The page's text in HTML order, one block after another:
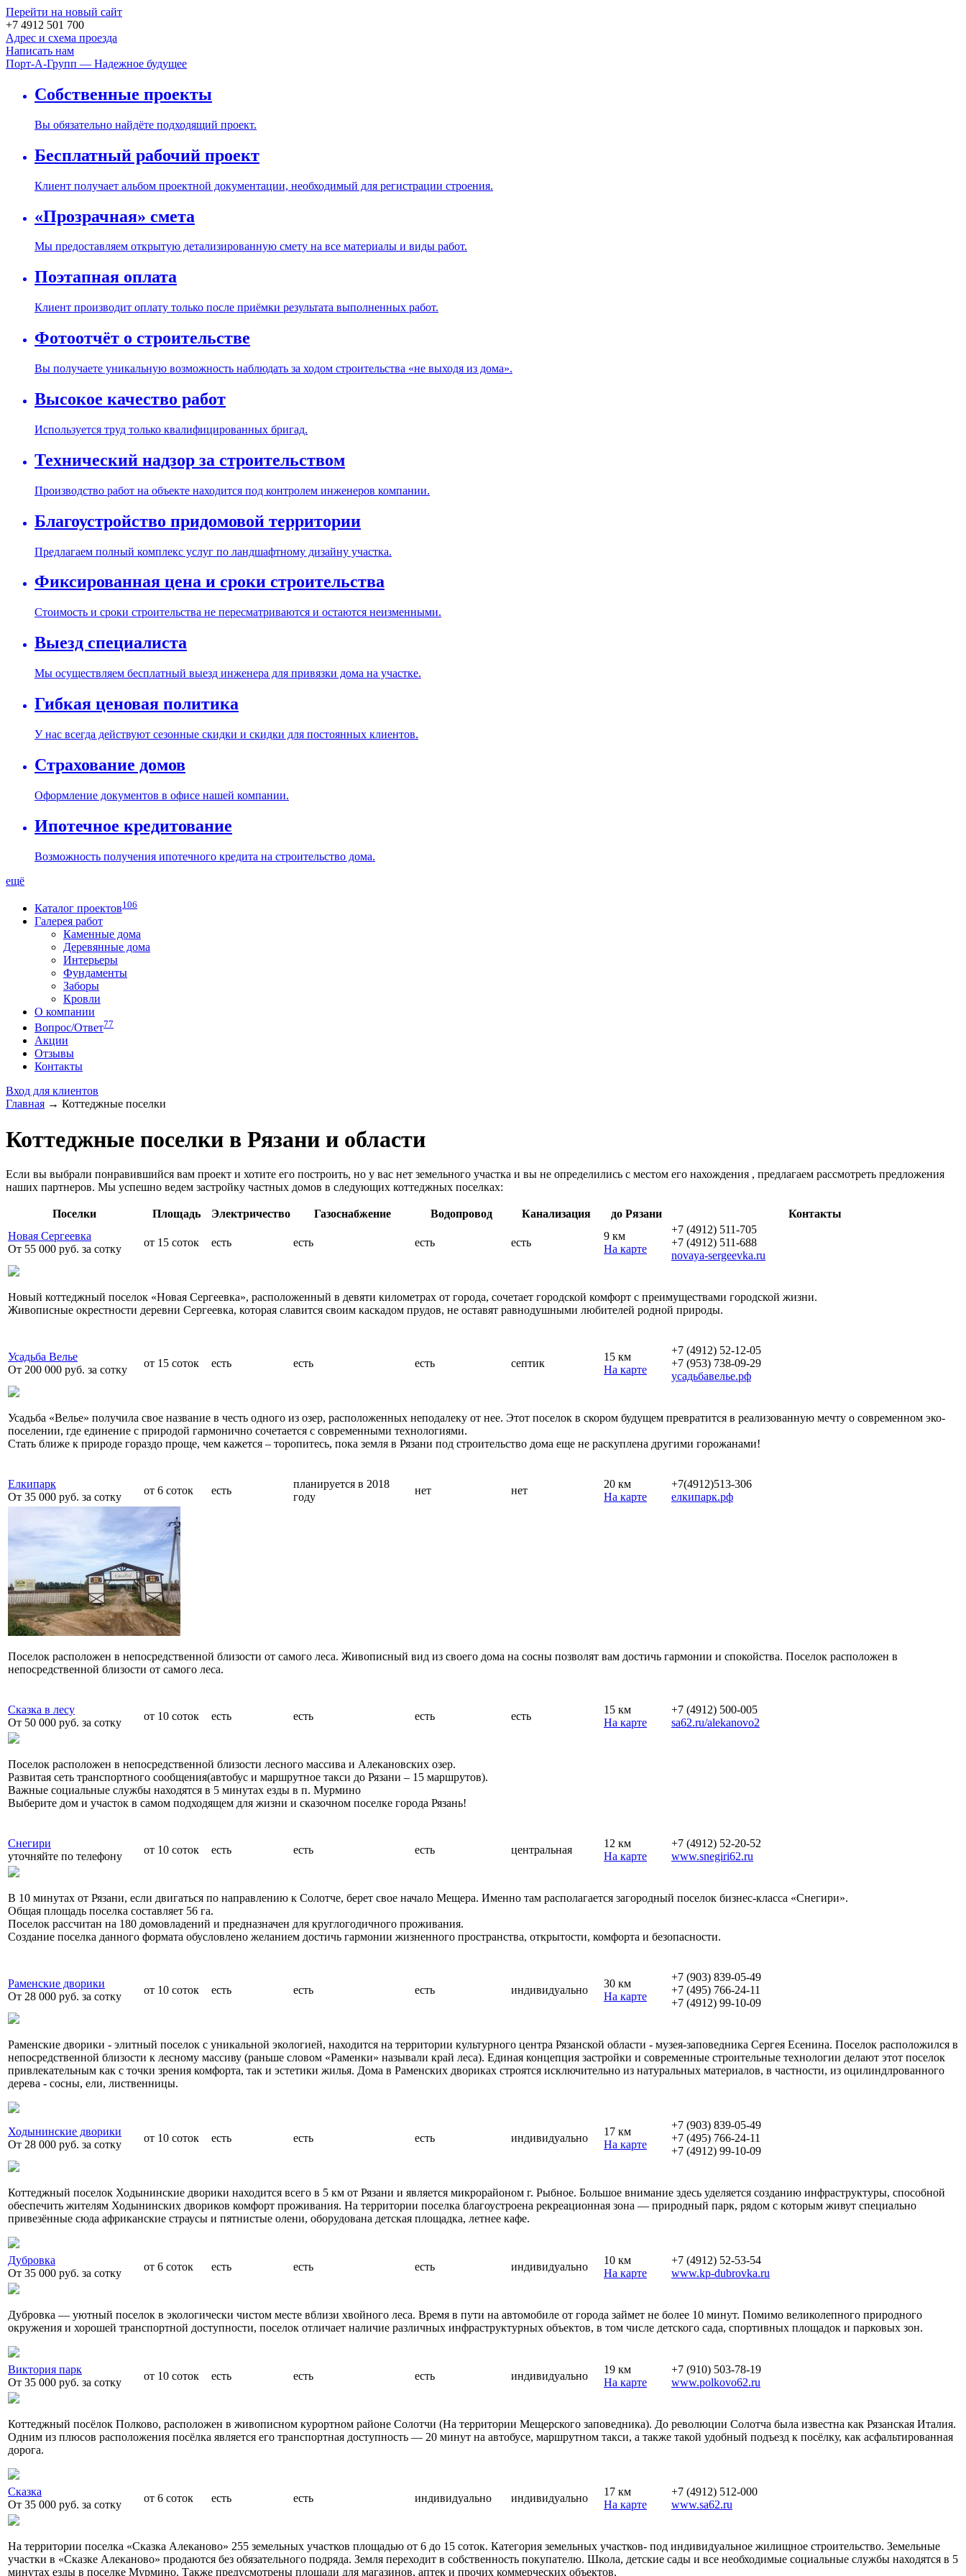
Перейти на новый сайт
+7 4912 501 700
Адрес и схема проезда
Написать нам
Порт-А-Групп — Надежное будущее
Собственные проекты
Вы обязательно найдёте подходящий проект.
Бесплатный рабочий проект
Клиент получает альбом проектной документации, необходимый для регистрации строения.
«Прозрачная» смета
Мы предоставляем открытую детализированную смету на все материалы и виды работ.
Поэтапная оплата
Клиент производит оплату только после приёмки результата выполненных работ.
Фотоотчёт о строительстве
Вы получаете уникальную возможность наблюдать за ходом строительства «не выходя из дома».
Высокое качество работ
Используется труд только квалифицированных бригад.
Технический надзор за строительством
Производство работ на объекте находится под контролем инженеров компании.
Благоустройство придомовой территории
Предлагаем полный комплекс услуг по ландшафтному дизайну участка.
Фиксированная цена и сроки строительства
Стоимость и сроки строительства не пересматриваются и остаются неизменными.
Выезд специалиста
Мы осуществляем бесплатный выезд инженера для привязки дома на участке.
Гибкая ценовая политика
У нас всегда действуют сезонные скидки и скидки для постоянных клиентов.
Страхование домов
Оформление документов в офисе нашей компании.
Ипотечное кредитование
Возможность получения ипотечного кредита на строительство дома.
ещё
Каталог проектов106
Галерея работ
Каменные дома
Деревянные дома
Интерьеры
Фундаменты
Заборы
Кровли
О компании
Вопрос/Ответ77
Акции
Отзывы
Контакты
Вход для клиентов
Главная → Коттеджные поселки
Коттеджные поселки в Рязани и области
Если вы выбрали понравившийся вам проект и хотите его построить, но у вас нет земельного участка и вы не определились с местом его нахождения , предлагаем рассмотреть предложения
наших партнеров. Мы успешно ведем застройку частных домов в следующих коттеджных поселках:
Поселки Площадь Электричество Газоснабжение Водопровод Канализация до Рязани
Контакты
Новая Сергеевка
От 55 000 руб. за сотку
от 15 соток есть есть есть есть
9 км
На карте
+7 (4912) 511-705
+7 (4912) 511-688
novaya-sergeevka.ru
Новый коттеджный поселок «Новая Сергеевка», расположенный в девяти километрах от города, сочетает городской комфорт с преимуществами городской жизни.
Живописные окрестности деревни Сергеевка, которая славится своим каскадом прудов, не оставят равнодушными любителей родной природы.
Усадьба Велье
От 200 000 руб. за сотку
от 15 соток есть есть есть септик
15 км
На карте
+7 (4912) 52-12-05
+7 (953) 738-09-29
усадьбавелье.рф
Усадьба «Велье» получила свое название в честь одного из озер, расположенных неподалеку от нее. Этот поселок в скором будущем превратится в реализованную мечту о современном эко-
поселении, где единение с природой гармонично сочетается с современными технологиями.
Стать ближе к природе гораздо проще, чем кажется – торопитесь, пока земля в Рязани под строительство дома еще не раскуплена другими горожанами!
Елкипарк
От 35 000 руб. за сотку
от 6 соток есть
планируется в 2018
году
нет нет
20 км
На карте
+7(4912)513-306
елкипарк.рф
Поселок расположен в непосредственной близости от самого леса. Живописный вид из своего дома на сосны позволят вам достичь гармонии и спокойства. Поселок расположен в
непосредственной близости от самого леса.
Сказка в лесу
От 50 000 руб. за сотку
от 10 соток есть есть есть есть
15 км
На карте
+7 (4912) 500-005
sa62.ru/alekanovo2
Поселок расположен в непосредственной близости лесного массива и Алекановских озер.
Развитая сеть транспортного сообщения(автобус и маршрутное такси до Рязани – 15 маршрутов).
Важные социальные службы находятся в 5 минутах езды в п. Мурмино
Выберите дом и участок в самом подходящем для жизни и сказочном поселке города Рязань!
Снегири
уточняйте по телефону
от 10 соток есть есть есть центральная
12 км
На карте
+7 (4912) 52-20-52
www.snegiri62.ru
В 10 минутах от Рязани, если двигаться по направлению к Солотче, берет свое начало Мещера. Именно там располагается загородный поселок бизнес-класса «Снегири».
Общая площадь поселка составляет 56 га.
Поселок рассчитан на 180 домовладений и предназначен для круглогодичного проживания.
Создание поселка данного формата обусловлено желанием достичь гармонии жизненного пространства, открытости, комфорта и безопасности.
Раменские дворики
От 28 000 руб. за сотку
от 10 соток есть есть есть индивидуально
30 км
На карте
+7 (903) 839-05-49
+7 (495) 766-24-11
+7 (4912) 99-10-09
Раменские дворики - элитный поселок с уникальной экологией, находится на территории культурного центра Рязанской области - музея-заповедника Сергея Есенина. Поселок расположился в
непосредственной близости к лесному массиву (раньше словом «Раменки» называли край леса). Единая концепция застройки и современные строительные технологии делают этот поселок
привлекательным как с точки зрения комфорта, так и эстетики жилья. Дома в Раменских двориках строятся исключительно из натуральных материалов, в частности, из оцилиндлрованного
дерева - сосны, ели, лиственницы.
Ходынинские дворики
От 28 000 руб. за сотку
от 10 соток есть есть есть индивидуально
17 км
На карте
+7 (903) 839-05-49
+7 (495) 766-24-11
+7 (4912) 99-10-09
Коттеджный поселок Ходынинские дворики находится всего в 5 км от Рязани и является микрорайоном г. Рыбное. Большое внимание здесь уделяется созданию инфраструктуры, способной
обеспечить жителям Ходынинских двориков комфорт проживания. На территории поселка благоустроена рекреационная зона — природный парк, рядом с которым живут специально
привезённые сюда африканские страусы и пятнистые олени, оборудована детская площадка, летнее кафе.
Дубровка
От 35 000 руб. за сотку
от 6 соток есть есть есть индивидуально
10 км
На карте
+7 (4912) 52-53-54
www.kp-dubrovka.ru
Дубровка — уютный поселок в экологически чистом месте вблизи хвойного леса. Время в пути на автомобиле от города займет не более 10 минут. Помимо великолепного природного
окружения и хорошей транспортной доступности, поселок отличает наличие различных инфраструктурных объектов, в том числе детского сада, спортивных площадок и парковых зон.
Виктория парк
От 35 000 руб. за сотку
от 10 соток есть есть есть индивидуально
19 км
На карте
+7 (910) 503-78-19
www.polkovo62.ru
Коттеджный посёлок Полково, расположен в живописном курортном районе Солотчи (На территории Мещерского заповедника). До революции Солотча была известна как Рязанская Италия.
Одним из плюсов расположения посёлка является его транспортная доступность — 20 минут на автобусе, маршрутном такси, а также такой удобный подъезд к посёлку, как асфальтированная
дорога.
Сказка
От 35 000 руб. за сотку
от 6 соток есть есть индивидуально индивидуально
17 км
На карте
+7 (4912) 512-000
www.sa62.ru
На территории поселка «Сказка Алеканово» 255 земельных участков площадью от 6 до 15 соток. Категория земельных участков- под индивидуальное жилищное строительство. Земельные
участки в «Сказке Алеканово» продаются без обязательного подряда. Земля переходит в собственность покупателю. Школа, детские сады и все необходимые социальные службы находятся в 5
минутах езды в поселке Мурмино. Также предусмотрены площади для магазинов, аптек и прочих коммерческих объектов.